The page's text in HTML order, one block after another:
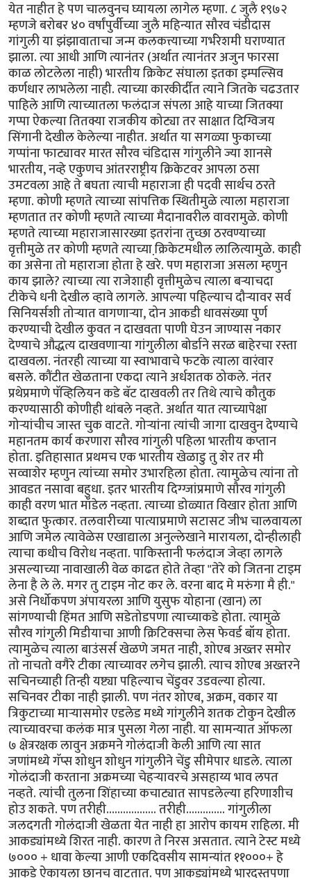
येत नाहीत हे पण चालवुनच घ्यायला लागेल म्हणा. ८ जुलै १९७२
म्हणजे बरोबर ४० वर्षांपुर्वीच्या जुलै महिन्यात सौरव चंडीदास
गांगुली या झंझावाताचा जन्म कलकत्त्याच्या गर्भरेशमी घराण्यात
झाला. त्या आधी आणि त्यानंतर (अर्थात त्यानंतर अजुन फारसा
काळ लोटलेला नाही) भारतीय क्रिकेट संघाला इतका इम्पल्सिव
कर्णधार लाभलेला नाही. त्याच्या कारकीर्दीत त्याने जितके चढउतार
पाहिले आणि त्याच्यातला फलंदाज संपला आहे याच्या जितक्या
गप्पा ऐकल्या तितक्या राजकीय कोट्या तर साक्षात दिग्विजय
सिंगानी देखील केलेल्या नाहीत. अर्थात या सगळ्या फुकाच्या
गप्पांना फाट्यावर मारत सौरव चंडिदास गांगुलीने ज्या शानसे
भारतीय, नव्हे एकुणच आंतरराष्ट्रीय क्रिकेटवर आपला ठसा
उमटवला आहे ते बघता त्याची महाराजा ही पदवी सार्थच ठरते
म्हणा. कोणी म्हणते त्याच्या सांपत्तिक स्थितीमुळे त्याला महाराजा
म्हणतात तर कोणी म्हणते त्याच्या मैदानावरील वावरामुळे. कोणी
म्हणते त्याच्या महाराजासारख्या इतरांना तुच्छा ठरवण्याच्या
वृत्तीमुळे तर कोणी म्हणते त्याच्या क्रि़केटमधील लालित्यामुळे. काही
का असेना तो महाराजा होता हे खरे. पण महाराजा असला म्हणुन
काय झाले? त्याच्या त्या राजेशाही वृत्तीमुळेच त्याला बर्‍याचदा
टीकेचे धनी देखील व्हावे लागले. आपल्या पहिल्याच दौर्‍यावर सर्व
सिनियर्सशी तोर्‍यात वागणार्‍या, दोन आकडी धावसंख्या पुर्ण
करण्याची देखील कुवत न दाखवता पाणी घेउन जाण्यास नकार
देण्याचे औद्धत्य दाखवणार्‍या गांगुलीला बोर्डाने सरळ बाहेरचा रस्ता
दाखवला. नंतरही त्याच्या या स्वाभावाचे फटके त्याला वारंवार
बसले. कौंटीत खेळताना एकदा त्याने अर्धशतक ठोकले. नंतर
प्रथेप्रमाणे पॅव्हिलियन कडे बॅट दाखवली तर तिथे त्याचे कौतुक
करण्यासाठी कोणीही थांबले नव्हते. अर्थात यात त्याच्यापेक्षा
गोर्‍यांचीच जास्त चुक वाटते. गोर्‍यांना त्यांची जागा दाखवुन देण्याचे
महानतम कार्य करणारा सौरव गांगुली पहिला भारतीय कप्तान
होता. इतिहासात प्रथमच एक भारतीय खेळाडु तु शेर तर मी
सव्वाशेर म्हणुन त्यांच्या समोर उभारहिला होता. त्यामुळेच त्यांना तो
आवडत नसावा बहुधा. इतर भारतीय दिग्ग्जांप्रमाणे सौरव गांगुली
काही वरण भात मॉडेल नव्हता. त्याच्या डोळ्यात विखार होता आणि
शब्दात फुत्कार. तलवारीच्या पात्याप्रमाणे सटासट जीभ चालवायला
आणि जमेल त्यावेळेस एखाद्याला अनुल्लेखाने मारायला, दोन्हीलाही
त्याचा कधीच विरोध नव्हता. पाकिस्तानी फलंदाज जेव्हा लागले
असल्याच्या नावाखाली वेळ काढत होते तेव्हा "तेरे को जितना टाइम
लेना है ले ले. मगर तु टाइम नोट कर ले. वरना बाद मे मरुंगा मै ही."
असे निर्धोकपण अंपायरला आणि युसुफ योहाना (खान) ला
सांगण्याची हिंमत आणि सडेतोडपणा त्याच्याकडे होता. त्यामुळे
सौरव गांगुली मिडीयाचा आणी क्रिटिक्सचा लेस फेवर्ड बॉय होता.
त्यामुळेच त्याला बाउंसर्स खेळणे जमत नाही, शोएब अख्तर समोर
तो नाचतो वगैरे टीका त्याच्यावर लगेच झाली. त्याच शोएब अख्तरने
सचिनच्याही तिन्ही यष्ट्या पहिल्याच चेंडुवर उडवल्या होत्या.
सचिनवर टीका नाही झाली. पण नंतर शोएब, अक्रम, वकार या
त्रिकुटाच्या मार्‍यासमोर एडलेड मध्ये गांगुलीने शतक टोकुन देखील
त्याच्यावरचा कलंक मात्र पुसला गेला नाही. या सामन्यात ऑफला
७ क्षेत्ररक्षक लावुन अक्रमने गोलंदाजी केली आणि त्या सात
जणांमध्ये गॅप्स शोधुन शोधुन गांगुलीने चेंडु सीमेपार धाडले. त्याला
गोलंदाजी करताना अक्रमच्या चेहर्‍यावरचे असहाय्य भाव लपत
नव्हते. त्यांची तुलना शिंहाच्या कचाट्यात सापडलेल्या हरिणाशीच
होउ शकते. पण तरीही.................. तरीही.............. गांगुलीला
जलदगती गोलंदाजी खेळता येत नाही हा आरोप कायम राहिला. मी
आकड्यांमध्ये शिरत नाही. कारण ते निरस असतात. त्याने टेस्ट मध्ये
७००० + धावा केल्या आणी एकदिवसीय सामन्यांत ११०००+ हे
आकडे ऐकायला छानच वाटतात. पण आकड्यांमध्ये भारदस्तपणा